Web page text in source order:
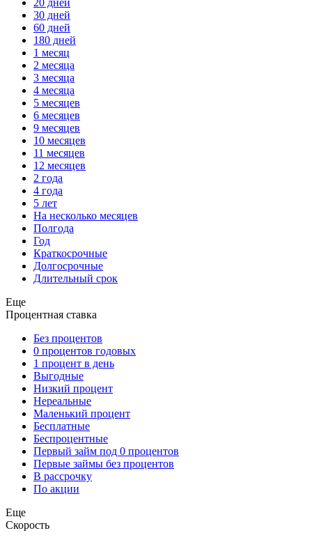
20 дней
30 дней
60 дней
180 дней
1 месяц
2 месяца
3 месяца
4 месяца
5 месяцев
6 месяцев
9 месяцев
10 месяцев
11 месяцев
12 месяцев
2 года
4 года
5 лет
На несколько месяцев
Полгода
Год
Краткосрочные
Долгосрочные
Длительный срок
Еще
Процентная ставка
Без процентов
0 процентов годовых
1 процент в день
Выгодные
Низкий процент
Нереальные
Маленький процент
Бесплатные
Беспроцентные
Первый займ под 0 процентов
Первые займы без процентов
В рассрочку
По акции
Еще
Скорость